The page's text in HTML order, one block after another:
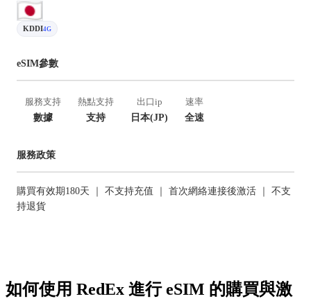
KDDI4G
eSIM參數
服務支持
數據
熱點支持
支持
出口ip
日本(JP)
速率
全速
服務政策
購買有效期180天 ｜ 不支持充值 ｜ 首次網絡連接後激活 ｜ 不支
持退貨
如何使用 RedEx 進行 eSIM 的購買與激